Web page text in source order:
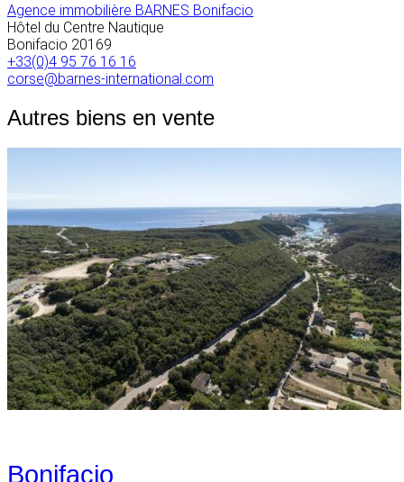
Agence immobilière BARNES Bonifacio
Hôtel du Centre Nautique
Bonifacio 20169
+33(0)4 95 76 16 16
corse@barnes-international.com
Autres biens en vente
Bonifacio